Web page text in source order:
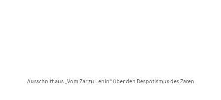
Ausschnitt aus „Vom Zar zu Lenin“ über den Despotismus des Zaren